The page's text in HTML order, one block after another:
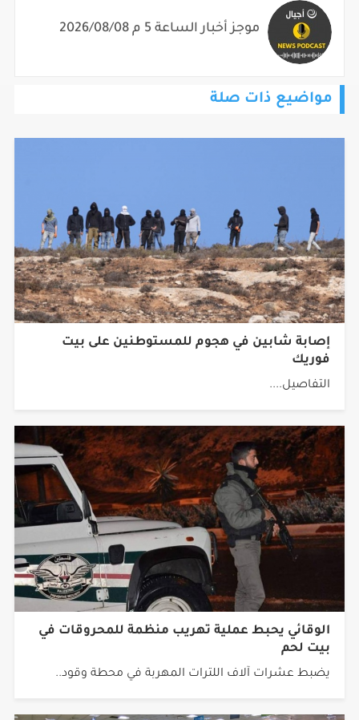
موجز أخبار الساعة 5 م 2026/08/08
مواضيع ذات صلة
إصابة شابين في هجوم للمستوطنين على بيت
فوريك
التفاصيل....
الوقائي يحبط عملية تهريب منظمة للمحروقات في
بيت لحم
يضبط عشرات آلاف اللترات المهربة في محطة وقود..